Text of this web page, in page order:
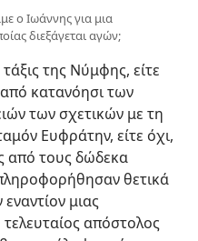
ο Ιωάννης για μια
διεξάγεται αγών;
της Νύμφης, είτε
κατανόησι των
των σχετικών με τη
Ευφράτην, είτε όχι,
από τους δώδεκα
θετικά
μιας
απόστολος